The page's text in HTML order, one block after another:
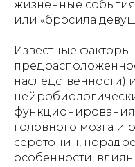
жизненные события
или «бросила
Известные факторы
наследственности)
головного мозга и
серотонин,
особенности,